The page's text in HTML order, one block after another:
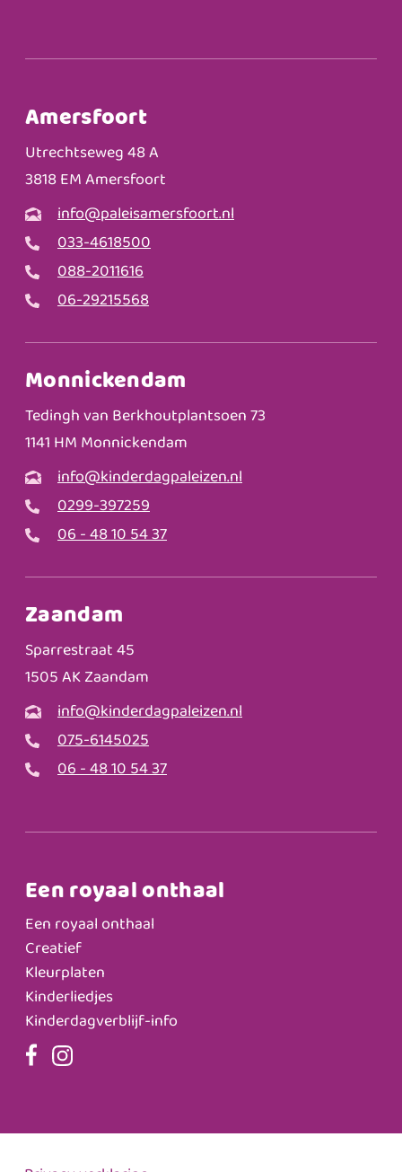
Amersfoort
Utrechtseweg 48 A
3818 EM Amersfoort
info@paleisamersfoort.nl
033-4618500
088-2011616
06-29215568
Monnickendam
Tedingh van Berkhoutplantsoen 73
1141 HM Monnickendam
info@kinderdagpaleizen.nl
0299-397259
06 - 48 10 54 37
Zaandam
Sparrestraat 45
1505 AK Zaandam
info@kinderdagpaleizen.nl
075-6145025
06 - 48 10 54 37
Een royaal onthaal
Een royaal onthaal
Creatief
Kleurplaten
Kinderliedjes
Kinderdagverblijf-info